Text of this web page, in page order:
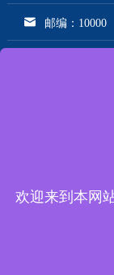
邮编：10000
关于我们
欢迎来到本网